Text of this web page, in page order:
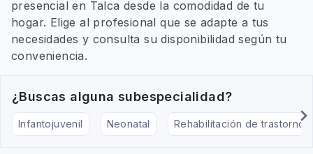
presencial en Talca desde la comodidad de tu
hogar. Elige al profesional que se adapte a tus
necesidades y consulta su disponibilidad según tu
conveniencia.
¿Buscas alguna subespecialidad?
Infantojuvenil Neonatal Rehabilitación de